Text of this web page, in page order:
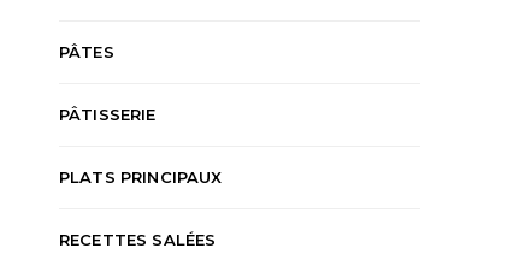
PÂTES
PÂTISSERIE
PLATS PRINCIPAUX
RECETTES SALÉES